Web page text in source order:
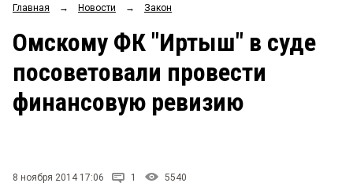
ОБЩЕСТВО
ЗАКОН Рейтинги
Блоги
Архив
Главная → Новости → Закон
Омскому ФК "Иртыш" в суде
посоветовали провести
финансовую ревизию
8 ноября 2014 17:06 1 5540